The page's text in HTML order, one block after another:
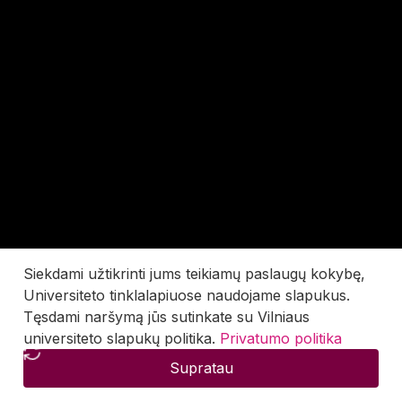
Siekdami užtikrinti jums teikiamų paslaugų kokybę,
Universiteto tinklalapiuose naudojame slapukus.
Tęsdami naršymą jūs sutinkate su Vilniaus
universiteto slapukų politika. Privatumo politika
Supratau